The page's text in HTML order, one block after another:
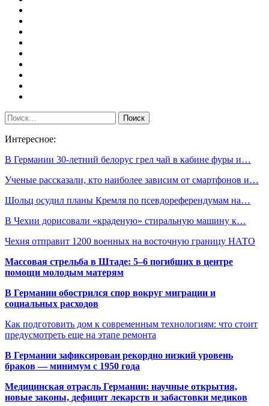
Интересное:
В Германии 30-летний белорус грел чай в кабине фуры и…
Ученые рассказали, кто наиболее зависим от смартфонов и…
Шольц осудил планы Кремля по псевдореферендумам на…
В Чехии дорисовали «краденую» стиральную машину к…
Чехия отправит 1200 военных на восточную границу НАТО
Массовая стрельба в Штаде: 5–6 погибших в центре
помощи молодым матерям
В Германии обострился спор вокруг миграции и
социальных расходов
Как подготовить дом к современным технологиям: что стоит
предусмотреть еще на этапе ремонта
В Германии зафиксирован рекордно низкий уровень
браков — минимум с 1950 года
Медицинская отрасль Германии: научные открытия,
новые законы, дефицит лекарств и забастовки медиков